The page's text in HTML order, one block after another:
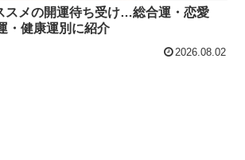
スメの開運待ち受け…総合運・恋愛
・健康運別に紹介
2026.08.02